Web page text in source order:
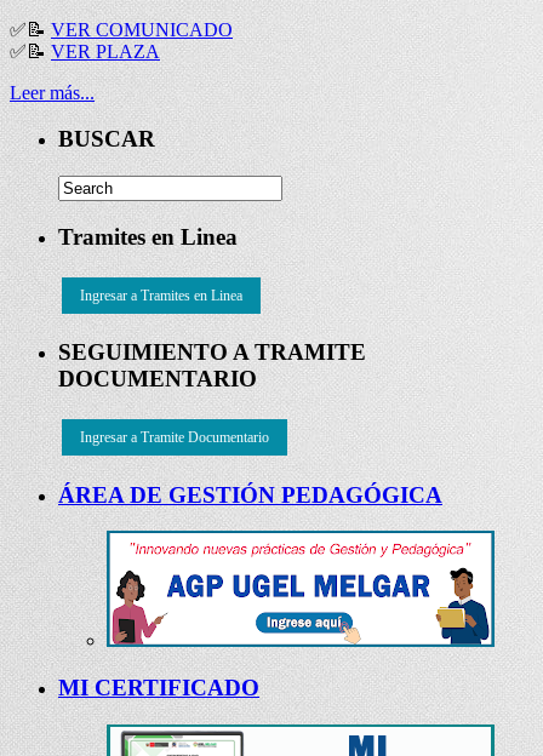
✅📝VER COMUNICADO
✅ 📝VER PLAZA
Leer más...
BUSCAR
Tramites en Linea
Ingresar a Tramites en Linea
SEGUIMIENTO A TRAMITE
DOCUMENTARIO
Ingresar a Tramite Documentario
ÁREA DE GESTIÓN PEDAGÓGICA
MI CERTIFICADO